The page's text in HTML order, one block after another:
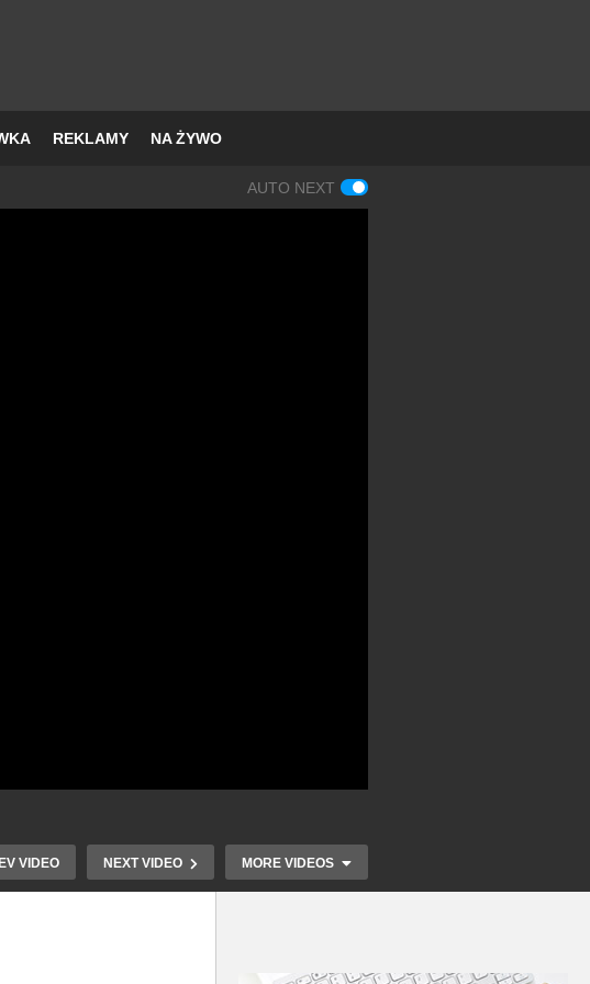
REKLAMY NA ŻYWO
AUTO NEXT
VIDEO NEXT VIDEO MORE VIDEOS